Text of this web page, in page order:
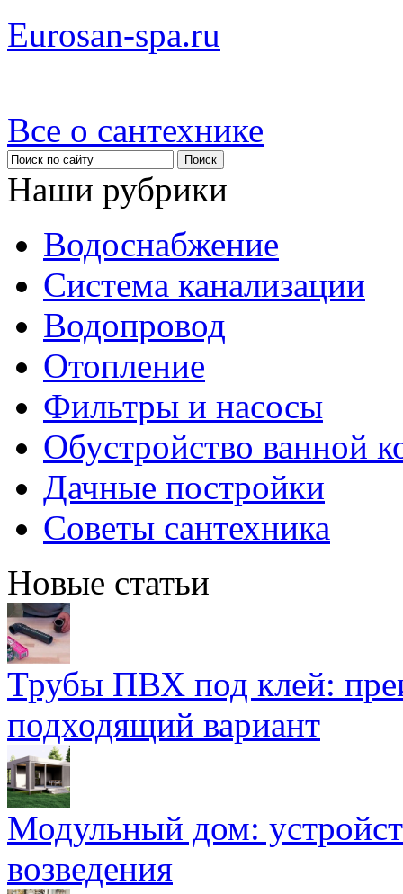
Eurosan-spa.ru
Все о сантехнике
Наши рубрики
Водоснабжение
Система канализации
Водопровод
Отопление
Фильтры и насосы
Обустройство ванной
Дачные постройки
Советы сантехника
Новые статьи
Трубы ПВХ под клей:
подходящий вариант
Модульный дом:
возведения